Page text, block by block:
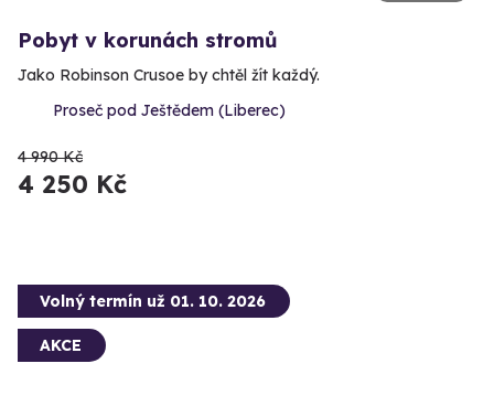
Pobyt v korunách stromů
Jako Robinson Crusoe by chtěl žít každý.
Proseč pod Ještědem (Liberec)
4 990 Kč
4 250 Kč
Volný termín už 01. 10. 2026
AKCE